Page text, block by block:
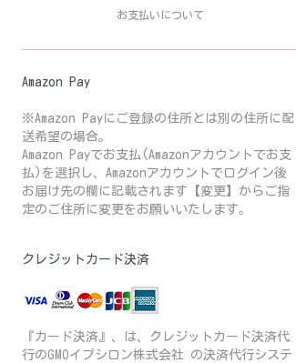
お支払いについて
Amazon Pay
※Amazon Payにご登録の住所とは別の住所に配
送希望の場合。
Amazon Payでお支払(Amazonアカウントでお支
払)を選択し、Amazonアカウントでログイン後
お届け先の欄に記載されます【変更】からご指
定のご住所に変更をお願いいたします。
クレジットカード決済
『カード決済』、は、クレジットカード決済代
行のGMOイプシロン株式会社 の決済代行システ